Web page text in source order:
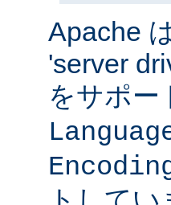
Apache
'server
をサポ